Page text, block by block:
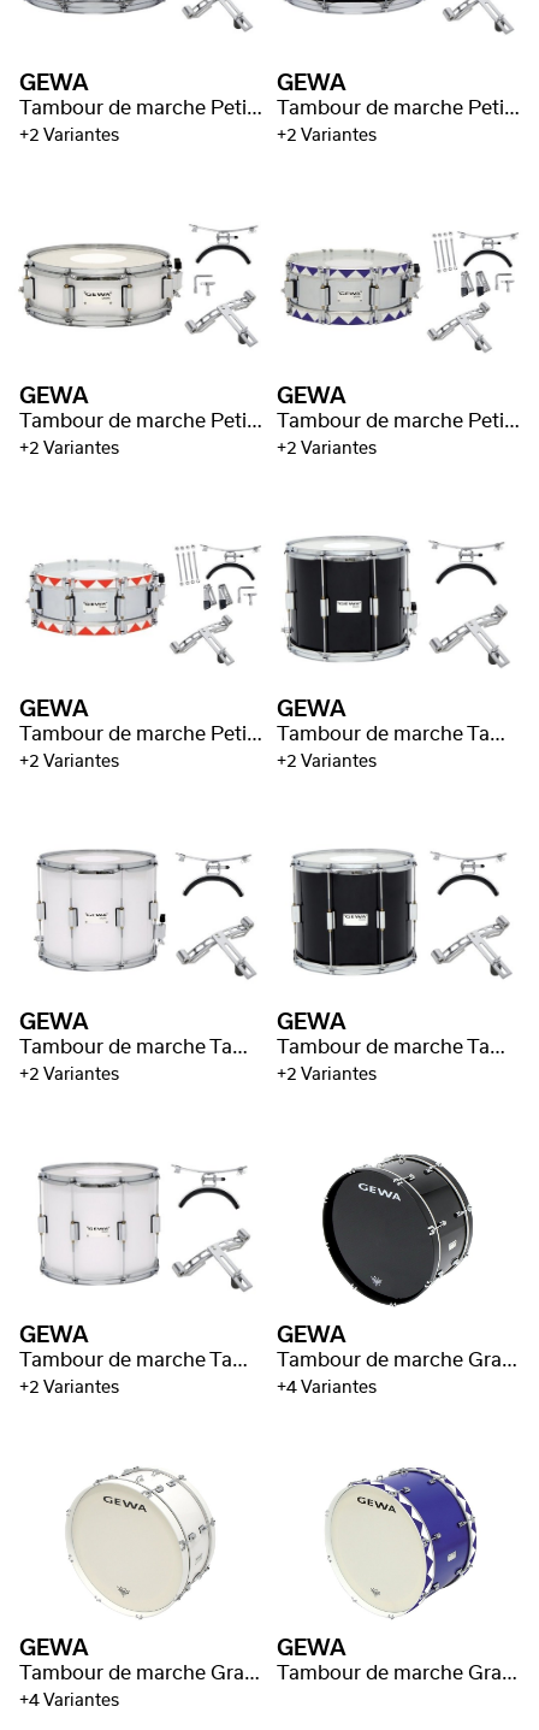
GEWA
Tambour de marche Petites Percussions
+2 Variantes
GEWA
Tambour de marche Petites Percussions
+2 Variantes
GEWA
Tambour de marche Petites Percussions
+2 Variantes
GEWA
Tambour de marche Petites Percussions
+2 Variantes
GEWA
Tambour de marche Petites Percussions
+2 Variantes
GEWA
Tambour de marche Tambour de parade
+2 Variantes
GEWA
Tambour de marche Tambour de parade
+2 Variantes
GEWA
Tambour de marche Tambour Ténor
+2 Variantes
GEWA
Tambour de marche Tambour Ténor
+2 Variantes
GEWA
Tambour de marche Grand tambour
+4 Variantes
GEWA
Tambour de marche Grand tambour
+4 Variantes
GEWA
Tambour de marche Grand tambour